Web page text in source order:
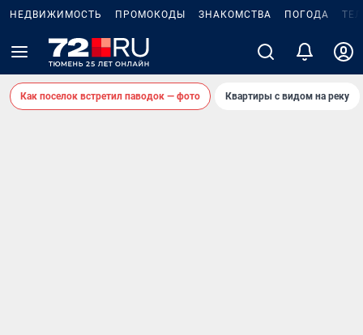
НЕДВИЖИМОСТЬ ПРОМОКОДЫ ЗНАКОМСТВА ПОГОДА
Как поселок встретил паводок — фото Квартиры с видом на реку